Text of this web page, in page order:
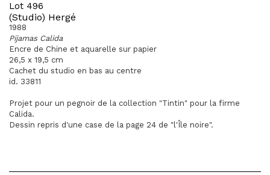
Lot 496
(Studio) Hergé
1988
Pijamas Calida
Encre de Chine et aquarelle sur papier
26,5 x 19,5 cm
Cachet du studio en bas au centre
id. 33811
Projet pour un pegnoir de la collection "Tintin" pour la firme
Calida.
Dessin repris d'une case de la page 24 de "l'Île noire".